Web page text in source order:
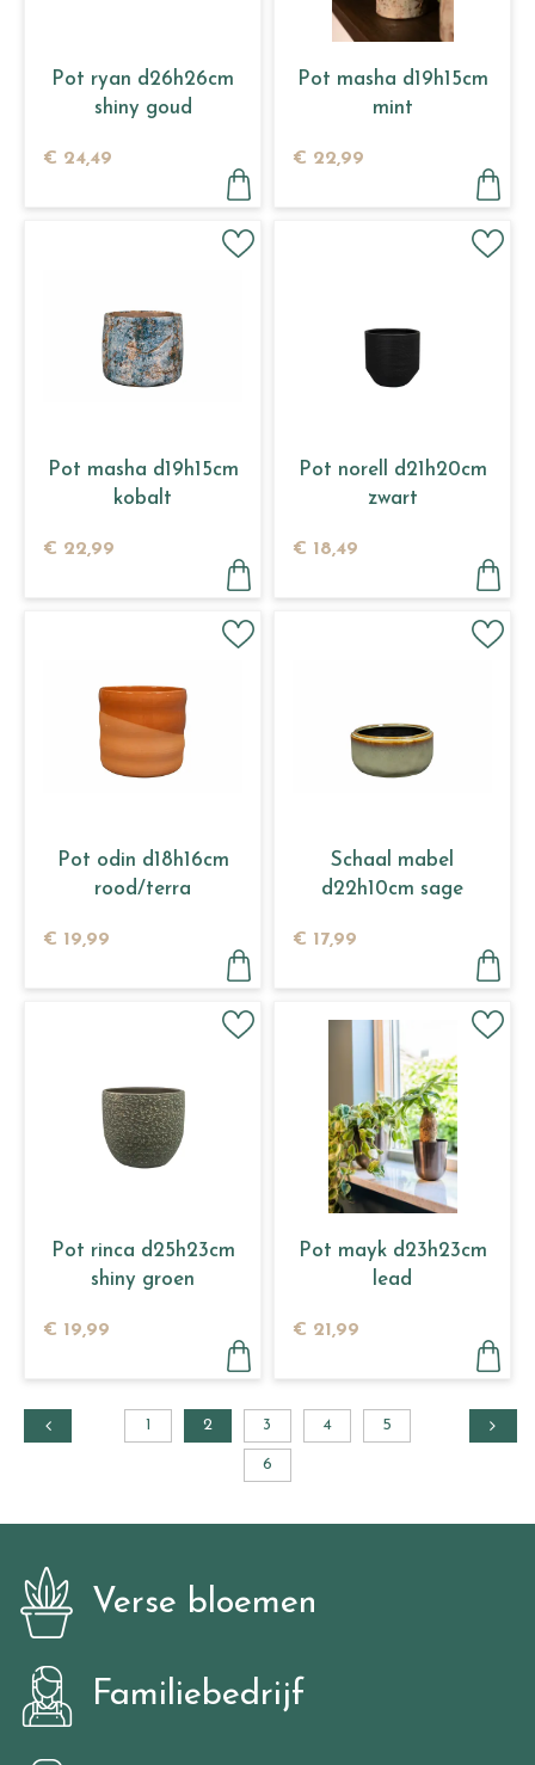
Pot ryan d26h26cm
shiny goud
€ 24,49
Pot masha d19h15cm
mint
€ 22,99
Pot masha d19h15cm
kobalt
€ 22,99
Pot norell d21h20cm
zwart
€ 18,49
Pot odin d18h16cm
rood/terra
€ 19,99
Schaal mabel
d22h10cm sage
€ 17,99
Pot rinca d25h23cm
shiny groen
€ 19,99
Pot mayk d23h23cm
lead
€ 21,99
1 2 3 4 5
6
Verse bloemen
Familiebedrijf